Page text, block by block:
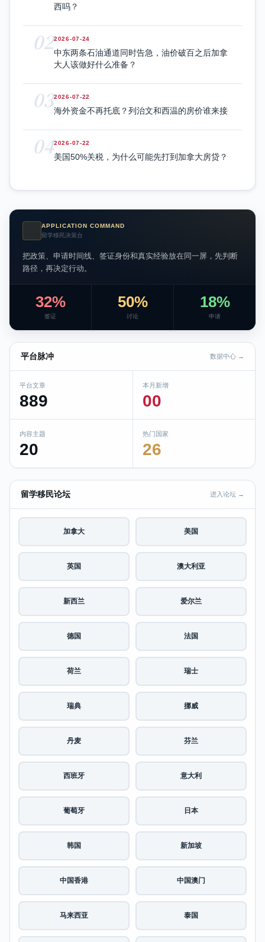
西吗？
022026-07-24
中东两条石油通道同时告急，油价破百之后加拿
大人该做好什么准备？
032026-07-22
海外资金不再托底？列治文和西温的房价谁来接
042026-07-22
美国50%关税，为什么可能先打到加拿大房贷？
APPLICATION COMMAND
留学移民决策台
把政策、申请时间线、签证身份和真实经验放在同一屏，先判断
路径，再决定行动。
32%
签证
50%
讨论
18%
申请
平台脉冲 数据中心 →
平台文章
889
本月新增
00
内容主题
20
热门国家
26
留学移民论坛 进入论坛 →
加拿大 美国
英国 澳大利亚
新西兰 爱尔兰
德国 法国
荷兰 瑞士
瑞典 挪威
丹麦 芬兰
西班牙 意大利
葡萄牙 日本
韩国 新加坡
中国香港 中国澳门
马来西亚 泰国